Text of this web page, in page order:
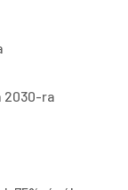
2030-ra